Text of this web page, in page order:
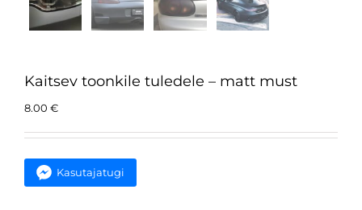
Kaitsev toonkile tuledele – matt must
8.00 €
Kasutajatugi